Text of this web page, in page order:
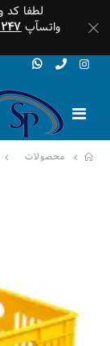
لطفا کد
واتسآپ
محصولات